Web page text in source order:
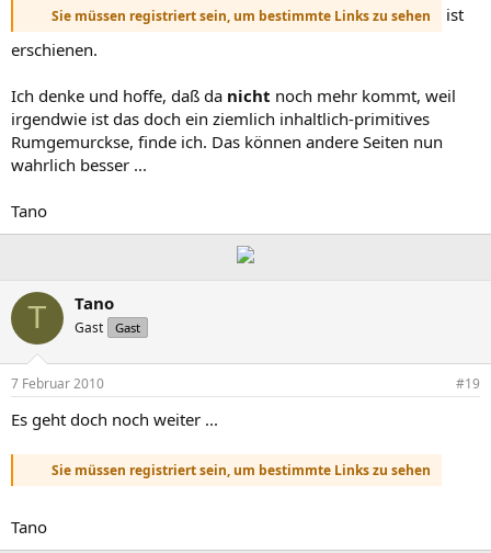
Sie müssen registriert sein, um bestimmte Links zu sehen
ist
erschienen.
Ich denke und hoffe, daß da nicht noch mehr kommt, weil
irgendwie ist das doch ein ziemlich inhaltlich-primitives
Rumgemurckse, finde ich. Das können andere Seiten nun
wahrlich besser ...
Tano
T Tano
Gast Gast
7 Februar 2010 #19
Es geht doch noch weiter ...
Sie müssen registriert sein, um bestimmte Links zu sehen
Tano